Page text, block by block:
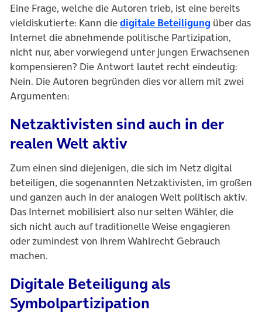
Eine Frage, welche die Autoren trieb, ist eine bereits
vieldiskutierte: Kann diedigitale Beteiligung über das
Internet die abnehmende politische Partizipation,
nicht nur, aber vorwiegend unter jungen Erwachsenen
kompensieren? Die Antwort lautet recht eindeutig:
Nein. Die Autoren begründen dies vor allem mit zwei
Argumenten:
Netzaktivisten sind auch in der
realen Welt aktiv
Zum einen sind diejenigen, die sich im Netz digital
beteiligen, die sogenannten Netzaktivisten, im großen
und ganzen auch in der analogen Welt politisch aktiv.
Das Internet mobilisiert also nur selten Wähler, die
sich nicht auch auf traditionelle Weise engagieren
oder zumindest von ihrem Wahlrecht Gebrauch
machen.
Digitale Beteiligung als
Symbolpartizipation